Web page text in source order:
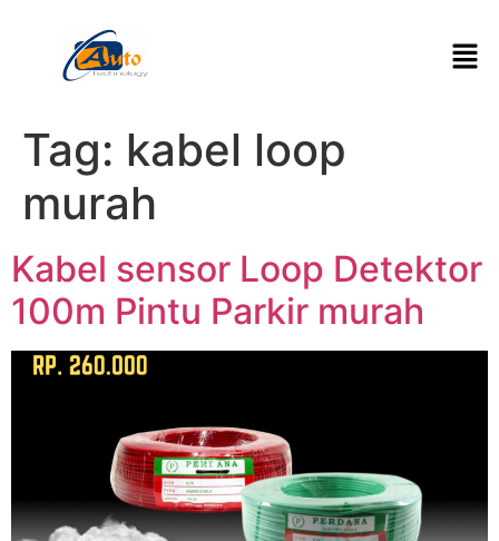
Tag: kabel loop
murah
Kabel sensor Loop Detektor
100m Pintu Parkir murah